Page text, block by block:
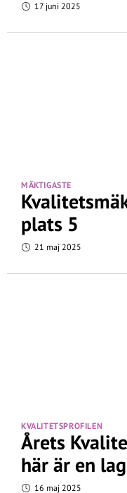
17 juni 2025
MÄKTIGASTE
plats 5
21 maj 2025
KVALITETSPROFILEN
Årets
här är en
16 maj 2025